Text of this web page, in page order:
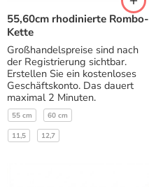
55,60cm rhodinierte Rombo-
Kette
Großhandelspreise sind nach
der Registrierung sichtbar.
Erstellen Sie ein kostenloses
Geschäftskonto. Das dauert
maximal 2 Minuten.
55 cm 60 cm
11,5 12,7